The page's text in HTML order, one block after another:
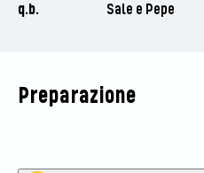
q.b.
Sale e Pepe
Preparazione